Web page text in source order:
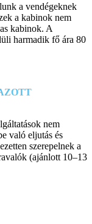
a vendégeknek
a kabinok nem
kabinok. A
harmadik fő ára 80
nem
való eljutás és
szerepelnek a
(ajánlott 10–13